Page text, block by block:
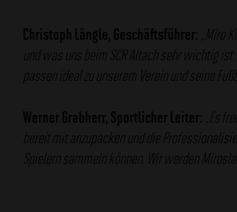
Christoph Längle, Geschäftsführer: „Miro
und was uns beim SCR Altach sehr wichtig
passen ideal zu unserem Verein und seine
Werner Grabherr, Sportlicher Leiter: „Es
bereit mit anzupacken und die
Spielern sammeln können. Wir werden